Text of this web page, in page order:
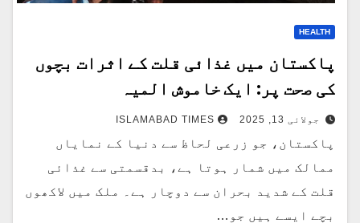
HEALTH
پاکستان میں غذائی قلت کے اثرات بچوں
کی صحت پر: ایک خاموش المیہ
جولائی 13, 2025 ISLAMABAD TIMES
پاکستان، جو زرعی لحاظ سے دنیا کے نمایاں
ممالک میں شمار ہوتا ہے، بدقسمتی سے غذائی
قلت کے شدید بحران سے دوچار ہے۔ ملک میں لاکھوں
بچے ایسے ہیں جو…